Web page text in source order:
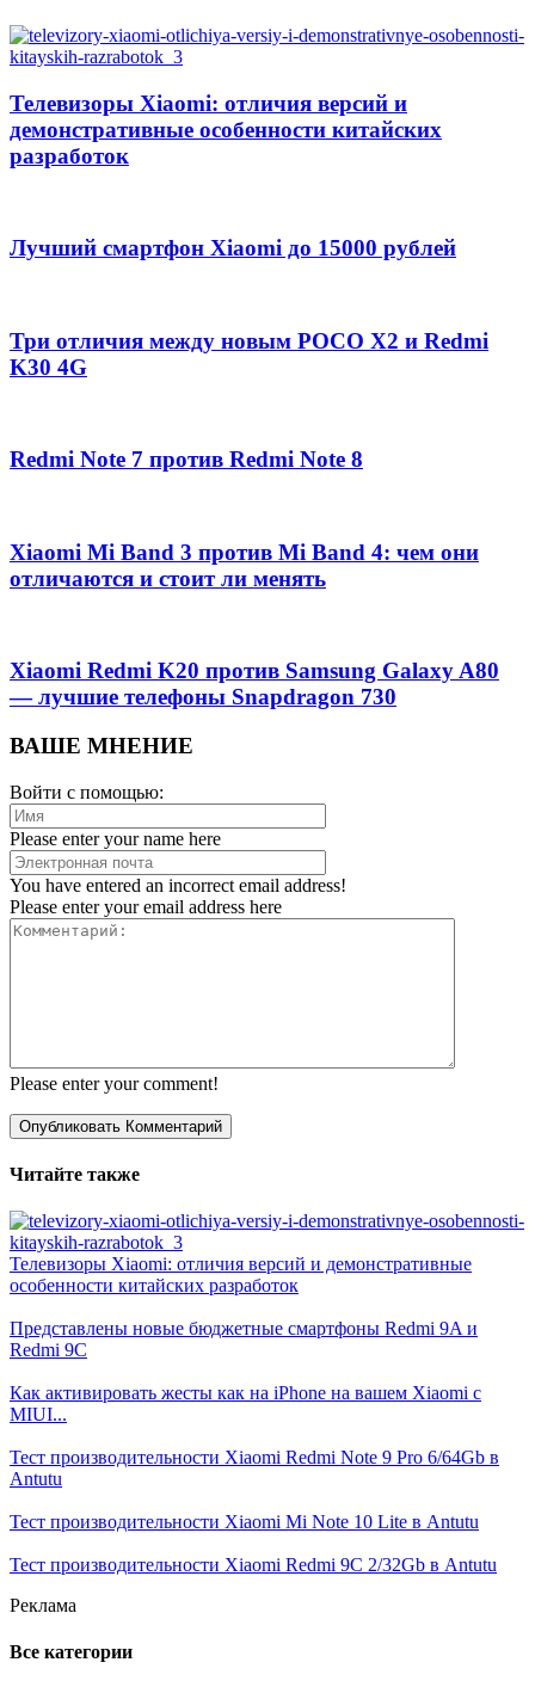
Телевизоры Xiaomi: отличия версий и
демонстративные особенности китайских
разработок
Лучший смартфон Xiaomi до 15000 рублей
Три отличия между новым POCO X2 и Redmi
K30 4G
Redmi Note 7 против Redmi Note 8
Xiaomi Mi Band 3 против Mi Band 4: чем они
отличаются и стоит ли менять
Xiaomi Redmi K20 против Samsung Galaxy A80
— лучшие телефоны Snapdragon 730
ВАШЕ МНЕНИЕ
Войти с помощью:
Please enter your name here
You have entered an incorrect email address!
Please enter your email address here
Please enter your comment!
Читайте также
Телевизоры Xiaomi: отличия версий и демонстративные
особенности китайских разработок
Представлены новые бюджетные смартфоны Redmi 9A и
Redmi 9C
Как активировать жесты как на iPhone на вашем Xiaomi с
MIUI...
Тест производительности Xiaomi Redmi Note 9 Pro 6/64Gb в
Antutu
Тест производительности Xiaomi Mi Note 10 Lite в Antutu
Тест производительности Xiaomi Redmi 9C 2/32Gb в Antutu
Реклама
Все категории